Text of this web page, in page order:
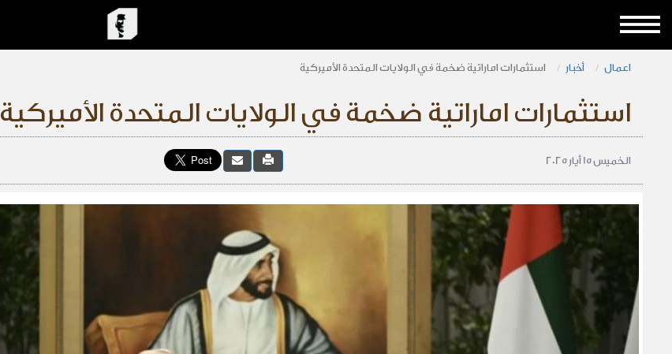
اعمال أخبار استثمارات اماراتية ضخمة في الولايات المتحدة الأميركية
استثمارات اماراتية ضخمة في الولايات المتحدة الأميركية
الخميس 15 أيار 2025